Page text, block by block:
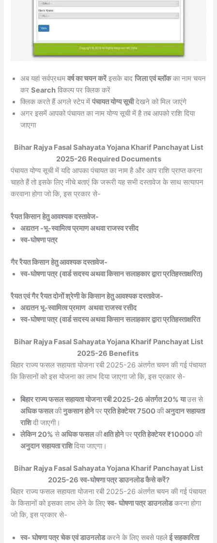
अब यहां सर्वप्रथमवर्ष का चयन करेंइसके बादजिला एवं ब्लॉकका नाम चयन
करSearch विकल्प पर क्लिक करें
क्लिक करते हैं अगले स्टेप मेंपंचायत योग्य सूचीदेखने को मिल जाएंगे
अगर इसमें आपको पंचायत का नाम योग्य सूची में है तब आपको राशि दिया
जाएगा
Bihar Rajya Fasal Sahayata Yojana Kharif Panchayat List
2025-26 Required Documents
पंचायत योग्य सूची में यदि आपका पंचायत का नाम है और आप राशि प्राप्त करना
चाहते हैं तो इसके लिए नीचे बताएं कि जरूरी यह सभी दस्तावेज के साथ सत्यापन
करवाना होगा जो कि, इस प्रकार से-
रैयत किसान हेतु आवश्यक दस्तावेज-
अद्यतन -भू-स्वामित्व प्रमाण अथवा राजस्व रसीद
स्व-घोषणा पत्र
गैर रैयत किसान हेतु आवश्यक दस्तावेज-
स्व-घोषणा पत्र (वार्ड सदस्य अथवा किसान सलाहकार द्वारा प्रतिहस्ताक्षरित)
रैयत एवं गैर रैयत दोनों श्रेणी के किसान हेतु आवश्यक दस्तावेज-
अद्यतन भू-स्वामित्व प्रमाण अथवा राजस्व रसीद
स्व-घोषणा पत्र (वार्ड सदस्य अथवा किसान सलाहकार द्वारा प्रतिहस्ताक्षरित
Bihar Rajya Fasal Sahayata Yojana Kharif Panchayat List
2025-26 Benefits
बिहार राज्य फसल सहायता योजना रबी 2025-26 अंतर्गत चयन की गई पंचायत
कि किसानों को इस योजना का लाभ दिया जाएगा जो कि, इस प्रकार से-
बिहार राज्य फसल सहायता योजना रबी 2025-26 अंतर्गत 20% याउस से
अधिक फसलकीनुकसान होनेपरप्रति हेक्टेयर 7500कीअनुदान सहायता
राशिदी जाएगी।
लेकिन 20%सेअधिक फसलकीक्षति होनेपरप्रति हेक्टेयर ₹10000की
अनुदान सहायता राशिदिया जाएगा।
Bihar Rajya Fasal Sahayata Yojana Kharif Panchayat List
2025-26 स्व-घोषणा पत्र डाउनलोड कैसे करें?
बिहार राज्य फसल सहायता योजना रबी 2025-26 अंतर्गत चयन की गई पंचायत
के किसानों को इसका लाभ लेने के लिएस्व- घोषणा पत्र डाउनलोडकरना होगा
जो कि, इस प्रकार से-
स्व- घोषणा पत्र चेक एवं डाउनलोडकरने के लिए सबसे पहलेई सहकारिता